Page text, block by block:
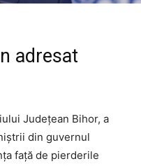
adresat
Județean Bihor, a
din guvernul
față de pierderile